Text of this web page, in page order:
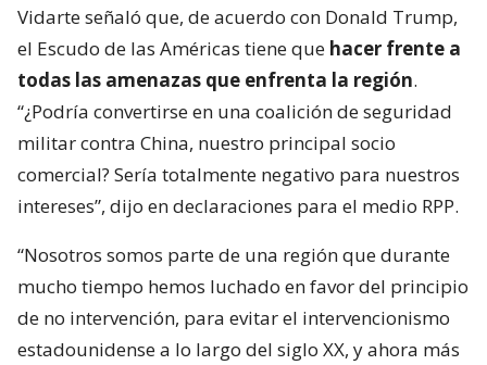
Vidarte señaló que, de acuerdo con Donald Trump,
el Escudo de las Américas tiene que hacer frente a
todas las amenazas que enfrenta la región.
“¿Podría convertirse en una coalición de seguridad
militar contra China, nuestro principal socio
comercial? Sería totalmente negativo para nuestros
intereses”, dijo en declaraciones para el medio RPP.
“Nosotros somos parte de una región que durante
mucho tiempo hemos luchado en favor del principio
de no intervención, para evitar el intervencionismo
estadounidense a lo largo del siglo XX, y ahora más